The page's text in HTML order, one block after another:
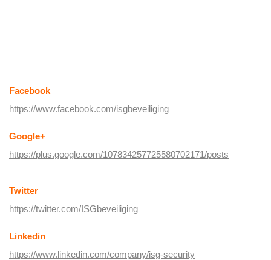
Facebook
https://www.facebook.com/isgbeveiliging
Google+
https://plus.google.com/107834257725580702171/posts
Twitter
https://twitter.com/ISGbeveiliging
Linkedin
https://www.linkedin.com/company/isg-security